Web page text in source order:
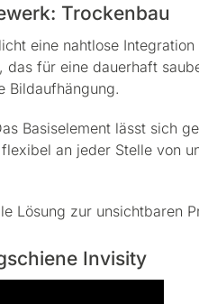
Trockenbau
eine nahtlose
für eine dauerhaft
Bildaufhängung.
Basiselement lässt sich
an jeder Stelle von
Lösung zur unsichtbaren
Invisity